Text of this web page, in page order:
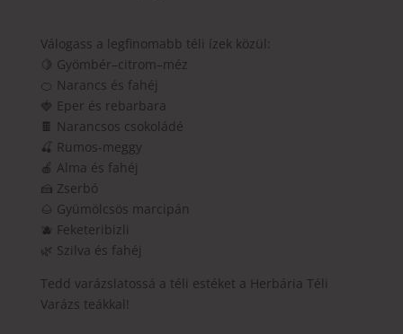
Válogass a legfinomabb téli ízek közül:
🍋 Gyömbér–citrom–méz
🍊 Narancs és fahéj
🍓 Eper és rebarbara
🍫 Narancsos csokoládé
🍒 Rumos-meggy
🍎 Alma és fahéj
🍰 Zserbó
🌰 Gyümölcsös marcipán
🫐 Feketeribizli
🌿 Szilva és fahéj
Tedd varázslatossá a téli estéket a Herbária Téli
Varázs teákkal!